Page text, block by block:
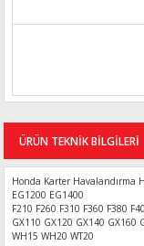
ÜRÜN TEKNİK BİLGİLERİ
Honda Karter Havalandırma
EG1200 EG1400
F210 F260 F310 F360 F380
GX110 GX120 GX140 GX160
WH15 WH20 WT20